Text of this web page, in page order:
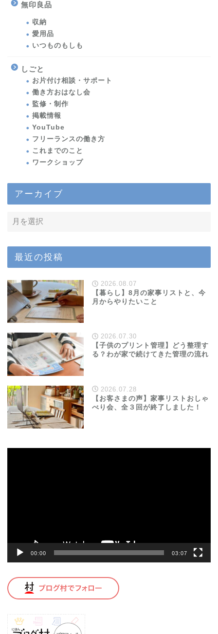
無印良品
収納
愛用品
いつものもしも
しごと
お片付け相談・サポート
働き方おはなし会
監修・制作
掲載情報
YouTube
フリーランスの働き方
これまでのこと
ワークショップ
アーカイブ
最近の投稿
2026.08.07
【暮らし】8月の家事リストと、今
月からやりたいこと
2026.07.30
【子供のプリント管理】どう整理す
る？わが家で続けてきた管理の流れ
2026.07.28
【お客さまの声】家事リストおしゃ
べり会、全３回が終了しました！
00:00 03:07